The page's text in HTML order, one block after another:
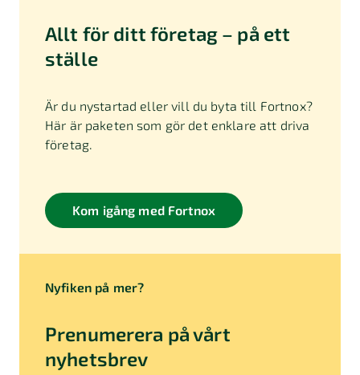
Allt för ditt företag – på ett
ställe
Är du nystartad eller vill du byta till Fortnox?
Här är paketen som gör det enklare att driva
företag.
Kom igång med Fortnox
Nyfiken på mer?
Prenumerera på vårt
nyhetsbrev